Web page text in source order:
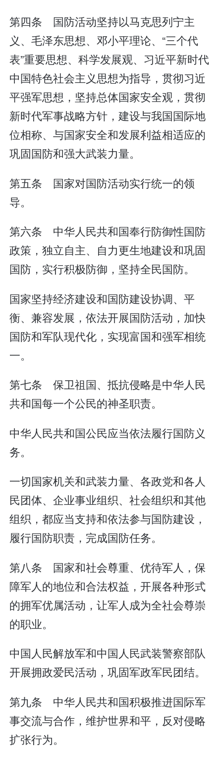
第四条 国防活动坚持以马克思列宁主
义、毛泽东思想、邓小平理论、“三个代
表”重要思想、科学发展观、习近平新时代
中国特色社会主义思想为指导，贯彻习近
平强军思想，坚持总体国家安全观，贯彻
新时代军事战略方针，建设与我国国际地
位相称、与国家安全和发展利益相适应的
巩固国防和强大武装力量。
第五条 国家对国防活动实行统一的领
导。
第六条 中华人民共和国奉行防御性国防
政策，独立自主、自力更生地建设和巩固
国防，实行积极防御，坚持全民国防。
国家坚持经济建设和国防建设协调、平
衡、兼容发展，依法开展国防活动，加快
国防和军队现代化，实现富国和强军相统
一。
第七条 保卫祖国、抵抗侵略是中华人民
共和国每一个公民的神圣职责。
中华人民共和国公民应当依法履行国防义
务。
一切国家机关和武装力量、各政党和各人
民团体、企业事业组织、社会组织和其他
组织，都应当支持和依法参与国防建设，
履行国防职责，完成国防任务。
第八条 国家和社会尊重、优待军人，保
障军人的地位和合法权益，开展各种形式
的拥军优属活动，让军人成为全社会尊崇
的职业。
中国人民解放军和中国人民武装警察部队
开展拥政爱民活动，巩固军政军民团结。
第九条 中华人民共和国积极推进国际军
事交流与合作，维护世界和平，反对侵略
扩张行为。